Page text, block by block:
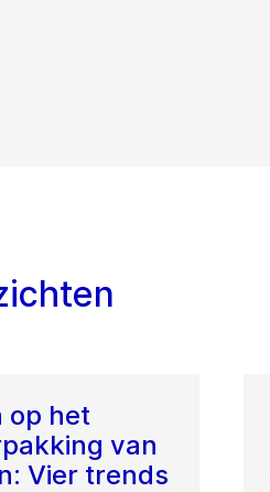
op het
van
Vier trends